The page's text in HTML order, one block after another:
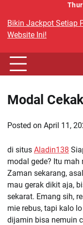
content
Bikin Jackpot Setiap
Website Ini!
Modal
Posted on April 11,
di situs Aladin138
modal gede? Itu
Zaman sekarang,
mau gerak dikit aja,
sekarat. Emang sih,
mie rebus, tapi kalo
dijamin bisa nemuin